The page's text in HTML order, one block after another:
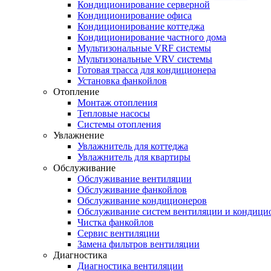
Кондиционирование серверной
Кондиционирование офиса
Кондиционирование коттеджа
Кондиционирование частного дома
Мультизональные VRF системы
Мультизональные VRV системы
Готовая трасса для кондиционера
Установка фанкойлов
Отопление
Монтаж отопления
Тепловые насосы
Системы отопления
Увлажнение
Увлажнитель для коттеджа
Увлажнитель для квартиры
Обслуживание
Обслуживание вентиляции
Обслуживание фанкойлов
Обслуживание кондиционеров
Обслуживание систем вентиляции и
Чистка фанкойлов
Сервис вентиляции
Замена фильтров вентиляции
Диагностика
Диагностика вентиляции